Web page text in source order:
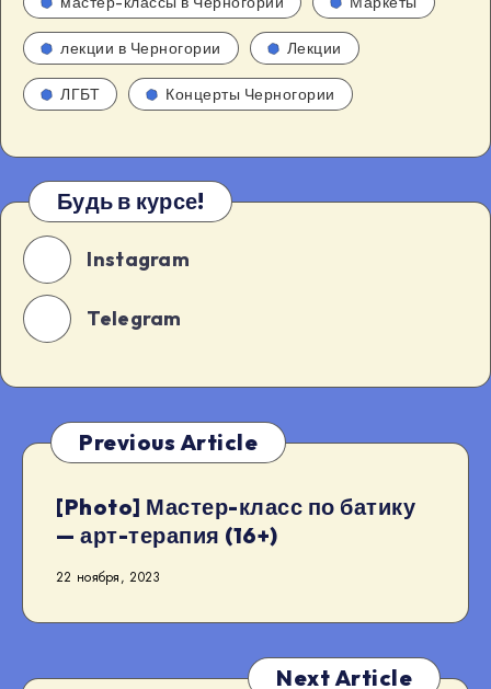
лекции в Черногории Лекции
ЛГБТ Концерты Черногории
Будь в курсе!
Instagram
Telegram
Previous Article
[Photo] Мастер-класс по батику
— арт-терапия (16+)
22 ноября, 2023
Next Article